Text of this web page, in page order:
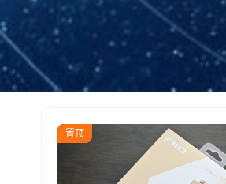
置顶